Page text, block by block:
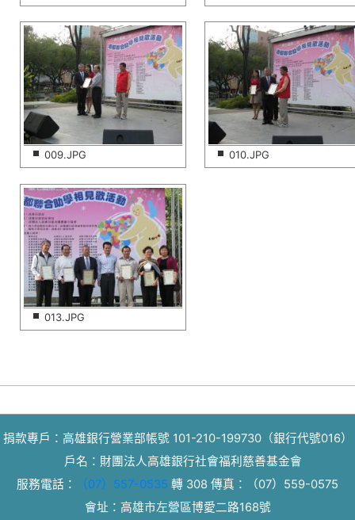
009.JPG 010.JPG
013.JPG
捐款專戶：高雄銀行營業部帳號 101-210-199730（銀行代號016）
戶名：財團法人高雄銀行社會福利慈善基金會
服務電話：
（07）557-0535 轉 308 傳真：
（07）559-0575
會址：高雄市左營區博愛二路168號